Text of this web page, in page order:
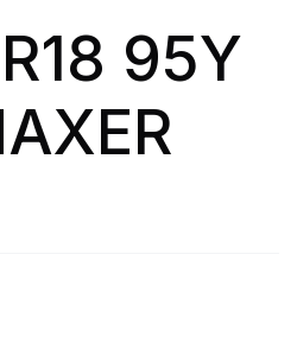
95Y